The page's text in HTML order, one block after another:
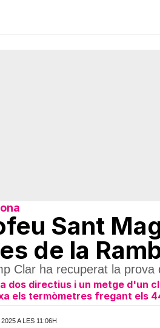
Sant
de la
Clar ha recuperat la
dos directius i un metge d'un
els termòmetres fregant els
A LES 11:06H